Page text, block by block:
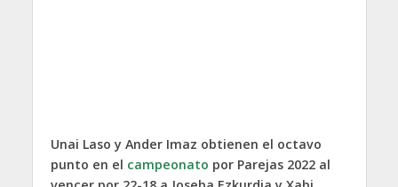
Unai Laso y Ander Imaz obtienen el octavo
punto en el campeonato por Parejas 2022 al